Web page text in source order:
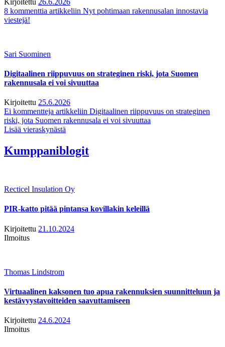
8 kommenttia artikkeliin Nyt pohtimaan rakennusalan innostavia
viestejä!
Sari Suominen
Digitaalinen riippuvuus on strateginen riski, jota Suomen
rakennusala ei voi sivuuttaa
Kirjoitettu 25.6.2026
Ei kommentteja artikkeliin Digitaalinen riippuvuus on strateginen
riski, jota Suomen rakennusala ei voi sivuuttaa
Lisää vieraskynästä
Kumppaniblogit
Recticel Insulation Oy
PIR-katto pitää pintansa kovillakin keleillä
Kirjoitettu 21.10.2024
Ilmoitus
Thomas Lindstrom
Virtuaalinen kaksonen tuo apua rakennuksien suunnitteluun ja
kestävyystavoitteiden saavuttamiseen
Kirjoitettu 24.6.2024
Ilmoitus